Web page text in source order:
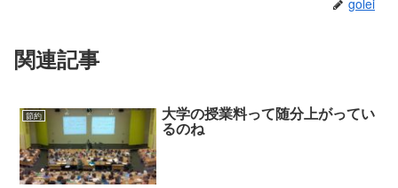
関連記事
節約 大学の授業料って随分上がってい
るのね